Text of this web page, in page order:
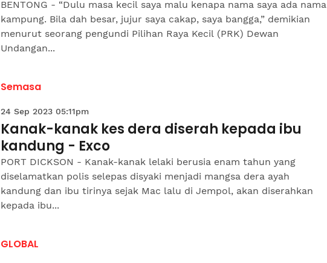
BENTONG - “Dulu masa kecil saya malu kenapa nama saya ada nama
kampung. Bila dah besar, jujur saya cakap, saya bangga,” demikian
menurut seorang pengundi Pilihan Raya Kecil (PRK) Dewan
Undangan...
Semasa
24 Sep 2023 05:11pm
Kanak-kanak kes dera diserah kepada ibu
kandung - Exco
PORT DICKSON - Kanak-kanak lelaki berusia enam tahun yang
diselamatkan polis selepas disyaki menjadi mangsa dera ayah
kandung dan ibu tirinya sejak Mac lalu di Jempol, akan diserahkan
kepada ibu...
GLOBAL